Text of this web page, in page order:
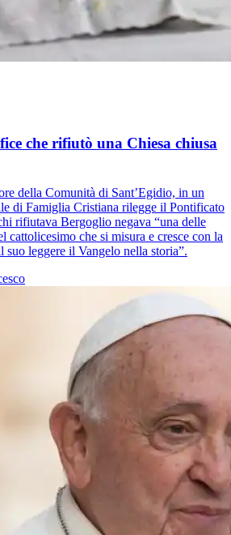
che rifiutò una Chiesa chiusa
della Comunità di Sant’Egidio, in un
di Famiglia Cristiana rilegge il Pontificato
rifiutava Bergoglio negava “una delle
cattolicesimo che si misura e cresce con la
leggere il Vangelo nella storia”.